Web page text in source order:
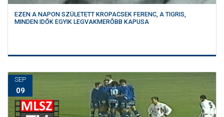
EZEN A NAPON SZÜLETETT KROPACSEK FERENC, A TIGRIS,
MINDEN IDŐK EGYIK LEGVAKMERŐBB KAPUSA
SEP
09